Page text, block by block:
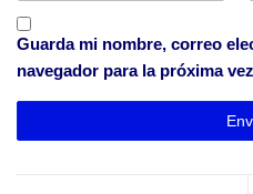
Guarda mi nombre, correo
navegador para la próxima